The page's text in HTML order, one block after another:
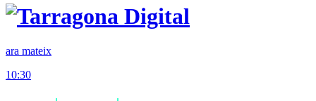
ara mateix
10:30